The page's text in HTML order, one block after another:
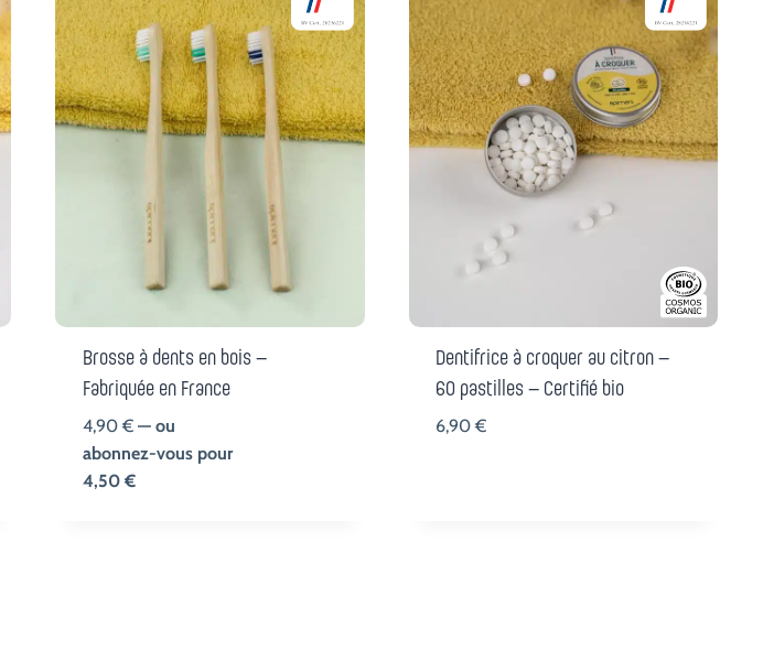
Brosse à dents en bois –
Fabriquée en France
4,90€ —ou
abonnez-vous pour
4,50 €
Dentifrice à croquer au citron –
60 pastilles – Certifié bio
6,90€